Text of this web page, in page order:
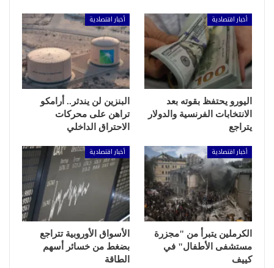
أخبار اقتصادية
اليورو يحتفظ بقوته بعد
الانتخابات الفرنسية والدولار
يتراجع
أخبار اقتصادية
البنزين لن يندثر.. أرامكو
تراهن على محركات
الاحتراق الداخلي
أخبار اقتصادية
الكرملين يتبرأ من "مجزرة
مستشفى الأطفال" في
كييف
أخبار اقتصادية
الأسواق الأوروبية تتراجع
بضغط من خسائر أسهم
الطاقة